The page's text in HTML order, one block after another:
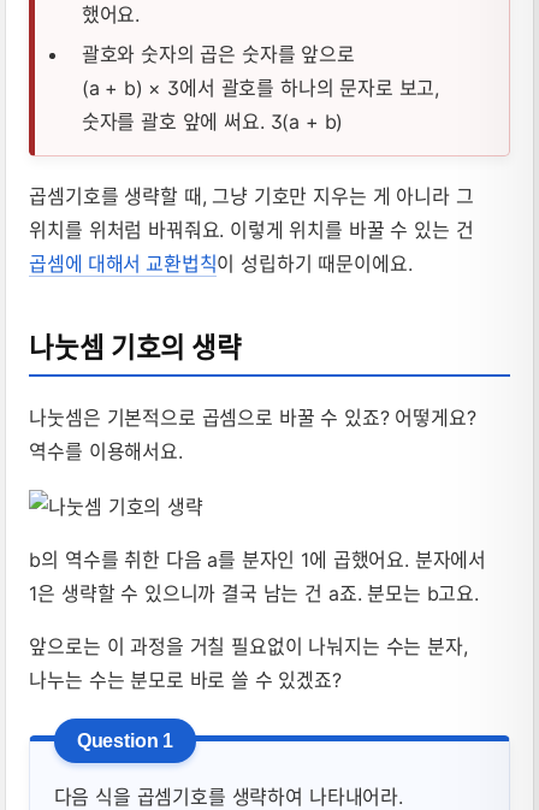
했어요.
괄호와 숫자의 곱은 숫자를 앞으로
(a + b) × 3에서 괄호를 하나의 문자로 보고,
숫자를 괄호 앞에 써요. 3(a + b)
곱셈기호를 생략할 때, 그냥 기호만 지우는 게 아니라 그
위치를 위처럼 바꿔줘요. 이렇게 위치를 바꿀 수 있는 건
곱셈에 대해서 교환법칙이 성립하기 때문이에요.
나눗셈 기호의 생략
나눗셈은 기본적으로 곱셈으로 바꿀 수 있죠? 어떻게요?
역수를 이용해서요.
b의 역수를 취한 다음 a를 분자인 1에 곱했어요. 분자에서
1은 생략할 수 있으니까 결국 남는 건 a죠. 분모는 b고요.
앞으로는 이 과정을 거칠 필요없이 나눠지는 수는 분자,
나누는 수는 분모로 바로 쓸 수 있겠죠?
다음 식을 곱셈기호를 생략하여 나타내어라.